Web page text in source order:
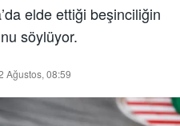
elde ettiği beşinciliğin
söylüyor.
Ağustos, 08:59